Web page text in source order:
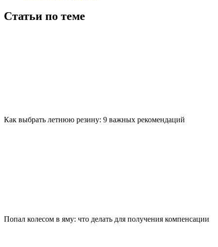
Статьи по теме
Как выбрать летнюю резину: 9 важных рекомендаций
Попал колесом в яму: что делать для получения компенсации